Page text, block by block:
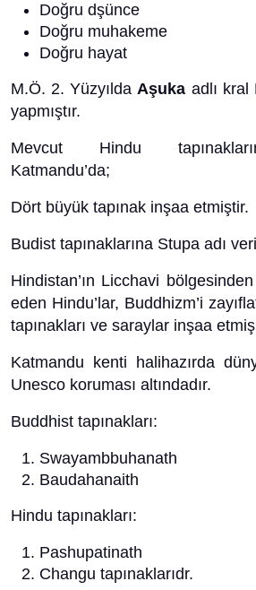
Doğru dşünce
Doğru muhakeme
Doğru hayat
M.Ö. 2. YüzyıldaAşuka adlı
yapmıştır.
Mevcut Hindu
Katmandu’da;
Dört büyük tapınak inşaa etmiştir.
Budist tapınaklarına Stupa adı
Hindistan’ın Licchavi
eden Hindu’lar, Buddhizm’i
tapınakları ve saraylar inşaa
Katmandu kenti halihazırda
Unesco koruması altındadır.
Buddhist tapınakları:
Swayambbuhanath
Baudahanaith
Hindu tapınakları:
Pashupatinath
Changu tapınaklarıdr.